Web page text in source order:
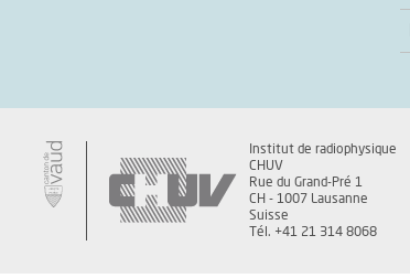
Institut de radiophysique
CHUV
Rue du Grand-Pré 1
CH - 1007 Lausanne
Suisse
Tél. +41 21 314 8068